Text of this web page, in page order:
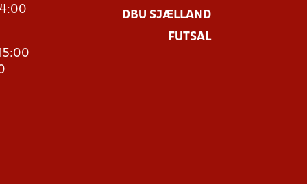
DBU SJÆLLAND
FUTSAL